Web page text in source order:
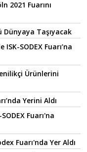
2021 Fuarını
Taşıyacak
SODEX Fuarı’na
Ürünlerini
Yerini Aldı
Fuarı'na
Fuarı'nda Yer Aldı